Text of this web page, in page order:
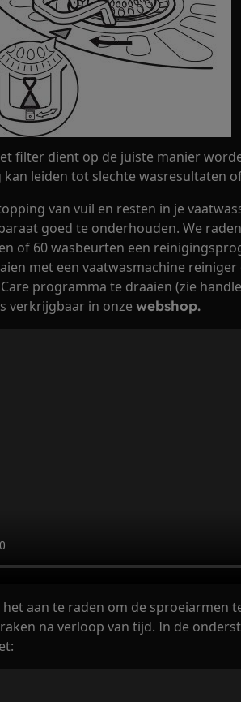
filter dient op de juiste manier
kan leiden tot slechte wasresultaten
van vuil en resten in je
goed te onderhouden. We
of 60 wasbeurten een
met een vaatwasmachine
programma te draaien (zie
verkrijgbaar in onze webshop.
het aan te raden om de sproeiarmen
na verloop van tijd. In de